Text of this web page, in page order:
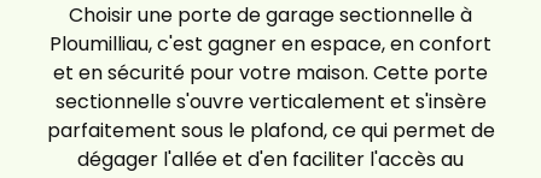
Choisir une porte de garage sectionnelle à
Ploumilliau, c'est gagner en espace, en confort
et en sécurité pour votre maison. Cette porte
sectionnelle s'ouvre verticalement et s'insère
parfaitement sous le plafond, ce qui permet de
dégager l'allée et d'en faciliter l'accès au